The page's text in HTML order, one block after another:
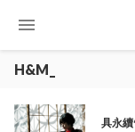
menu
H&M_
具永